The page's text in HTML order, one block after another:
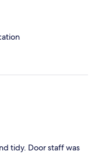
tidy. Door staff was